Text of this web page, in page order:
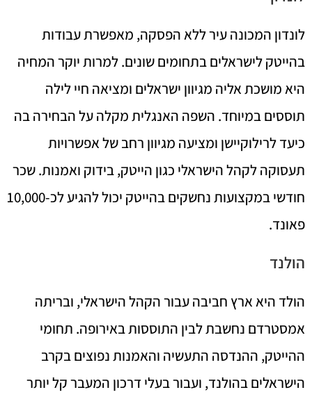
לונדון המכונה עיר ללא הפסקה, מאפשרת עבודות
בהייטק לישראלים בתחומים שונים. למרות יוקר המחיה
היא מושכת אליה מגיוון ישראלים ומציאה חיי לילה
תוססים במיוחד. השפה האנגלית מקלה על הבחירה בה
כיעד לרילוקיישן ומציעה מגיוון רחב של אפשרויות
תעסוקה לקהל הישראלי כגון הייטק, בידוק ואמנות. שכר
חודשי במקצועות נחשקים בהייטק יכול להגיע לכ-10,000
פאונד.
הולנד
הולד היא ארץ חביבה עבור הקהל הישראלי, ובריתה
אמסטרדם נחשבת לבין התוססות באירופה. תחומי
ההייטק, ההנדסה התעשיה והאמנות נפוצים בקרב
הישראלים בהולנד, ועבור בעלי דרכון המעבר קל יותר